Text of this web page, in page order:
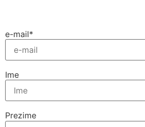
e-mail*
Ime
Prezime